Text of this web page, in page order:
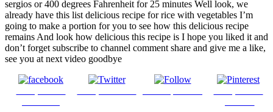
sergios or 400 degrees Fahrenheit for 25 minutes Well look, we
already have this list delicious recipe for rice with vegetables I’m
going to make a portion for you to see how this delicious recipe
remains And look how delicious this recipe is I hope you liked it and
don’t forget subscribe to channel comment share and give me a like,
see you at next video goodbye